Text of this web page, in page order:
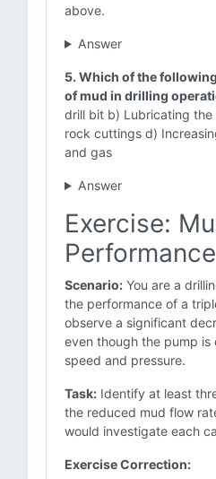
above.
Answer
5. Which of the
of mud in drilling
drill bit b) Lubricating the
rock cuttings d)
and gas
Answer
Exercise:
Scenario: You are a
the performance of a
observe a significant
even though the pump is
speed and pressure.
Task: Identify at least
the reduced mud flow
would investigate each
Exercise Correction: